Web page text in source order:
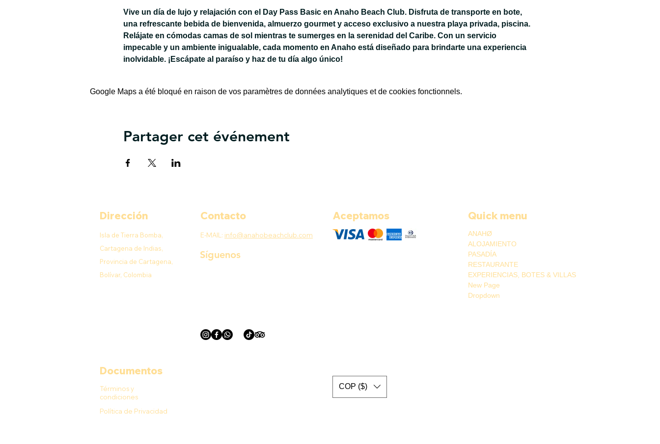
Vive un día de lujo y relajación con el Day Pass Basic en Anaho Beach Club. Disfruta de transporte en bote,
una refrescante bebida de bienvenida, almuerzo gourmet y acceso exclusivo a nuestra playa privada, piscina.
Relájate en cómodas camas de sol mientras te sumerges en la serenidad del Caribe. Con un servicio
impecable y un ambiente inigualable, cada momento en Anaho está diseñado para brindarte una experiencia
inolvidable. ¡Escápate al paraíso y haz de tu día algo único!
Google Maps a été bloqué en raison de vos paramètres de données analytiques et de cookies fonctionnels.
Partager cet événement
Dirección
Isla de Tierra Bomba,
Cartagena de Indias,
Provincia de Cartagena,
Bolívar, Colombia
Contacto
E-MAIL: info@anahobeachclub.com
Síguenos
Aceptamos Quick menu
ANAHØ
ALOJAMIENTO
PASADÍA
RESTAURANTE
EXPERIENCIAS, BOTES & VILLAS
New Page
Dropdown
Documentos
Términos y
condiciones
COP ($)
Política de Privacidad